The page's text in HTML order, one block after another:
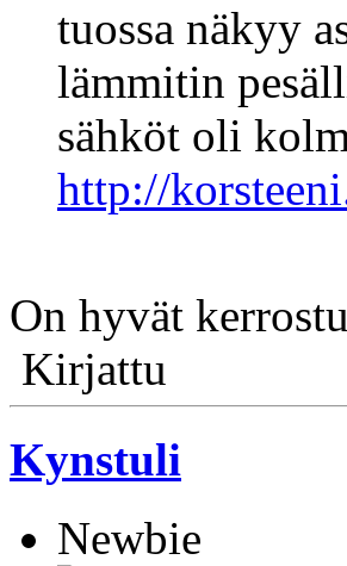
tuossa näkyy
lämmitin
sähköt oli
http://
On hyvät
Kirjattu
Kynstuli
Newbie